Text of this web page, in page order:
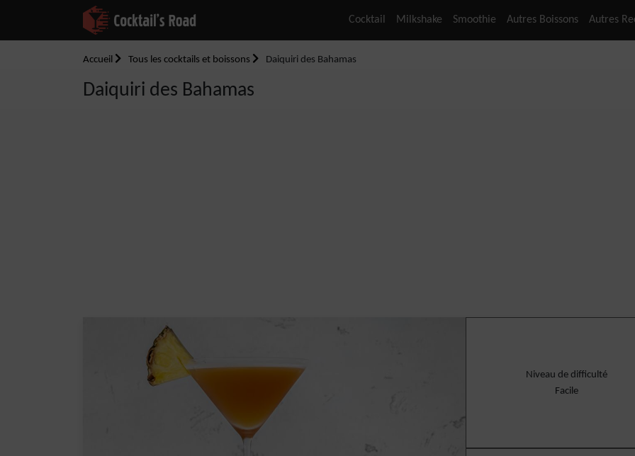
Cocktail Milkshake Smoothie Autres Boissons Autres
Accueil Tous les cocktails et boissons Daiquiri des Bahamas
Daiquiri des Bahamas
Niveau de difficulté
Facile